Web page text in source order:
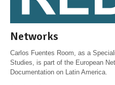
Networks
Carlos Fuentes Room, as a
Studies, is part of the European
Documentation on Latin America.